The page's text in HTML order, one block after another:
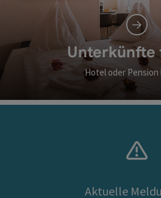
Unterkünfte
Hotel oder Pension
Aktuelle